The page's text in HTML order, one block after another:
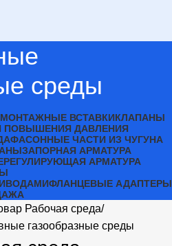
среды
ВСТАВКИКЛАПАНЫ
ПОВЫШЕНИЯ ДАВЛЕНИЯ
ФАСОННЫЕ ЧАСТИ ИЗ ЧУГУНА
ЗАПОРНАЯ АРМАТУРА
РЕГУЛИРУЮЩАЯ АРМАТУРА
ФЛАНЦЕВЫЕ АДАПТЕРЫ
Рабочая среда
газообразные среды